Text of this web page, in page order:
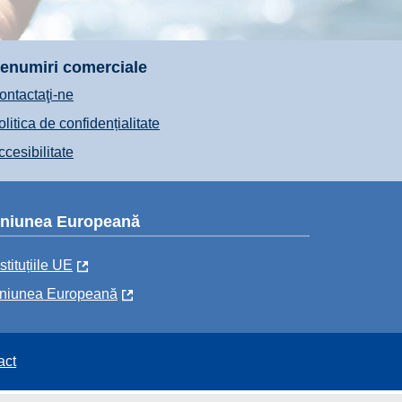
comerciale
ne
de confidențialitate
Europeană
UE
Europeană